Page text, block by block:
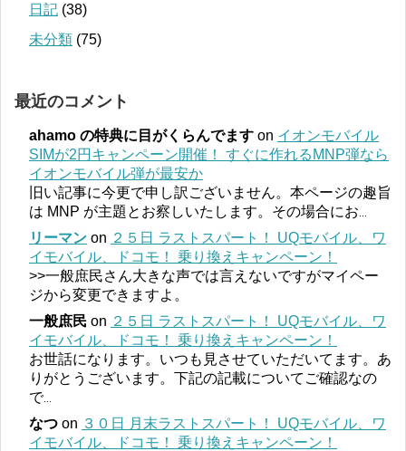
日記 (38)
未分類 (75)
最近のコメント
ahamo の特典に目がくらんでます on イオンモバイル
SIMが2円キャンペーン開催！ すぐに作れるMNP弾なら
イオンモバイル弾が最安か
旧い記事に今更で申し訳ございません。本ページの趣旨
は MNP が主題とお察しいたします。その場合にお
リーマン on ２５日 ラストスパート！ UQモバイル、ワ
イモバイル、ドコモ！ 乗り換えキャンペーン！
>>一般庶民さん大きな声では言えないですがマイペー
ジから変更できますよ。
一般庶民 on ２５日 ラストスパート！ UQモバイル、ワ
イモバイル、ドコモ！ 乗り換えキャンペーン！
お世話になります。いつも見させていただいてます。あ
りがとうございます。下記の記載についてご確認なの
で...
なつ on ３０日 月末ラストスパート！ UQモバイル、ワ
イモバイル、ドコモ！ 乗り換えキャンペーン！